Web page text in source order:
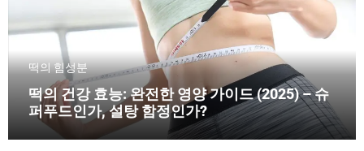
떡의 힘성분
떡의 건강 효능: 완전한 영양 가이드 (2025) – 슈
퍼푸드인가, 설탕 함정인가?